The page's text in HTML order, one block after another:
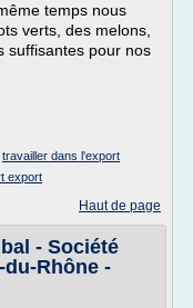
temps nous
verts, des melons,
suffisantes pour nos
travailler dans l'export
export
Haut de page
- Société
Rhône -